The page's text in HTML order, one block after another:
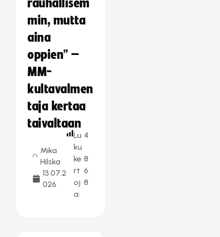
rauhallisem
min, mutta
aina
oppien” –
MM-
kultavalmen
taja kertaa
taivaltaan
Mika
Hilska
13.07.2
026
Lu
ku
ke
rt
oj
a:
4
8
6
8